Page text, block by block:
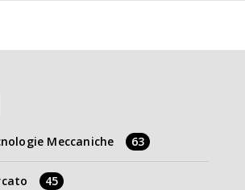
Meccaniche 63
45